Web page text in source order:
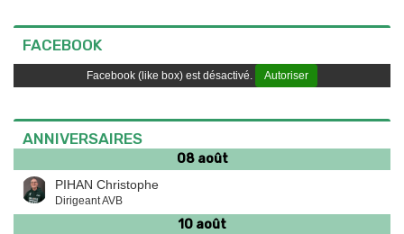
FACEBOOK
Facebook (like box) est désactivé. Autoriser
ANNIVERSAIRES
08 août
PIHAN Christophe
Dirigeant AVB
10 août